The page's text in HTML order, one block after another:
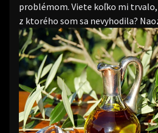
problémom. Viete koľko mi
z ktorého som sa nevyhodila?